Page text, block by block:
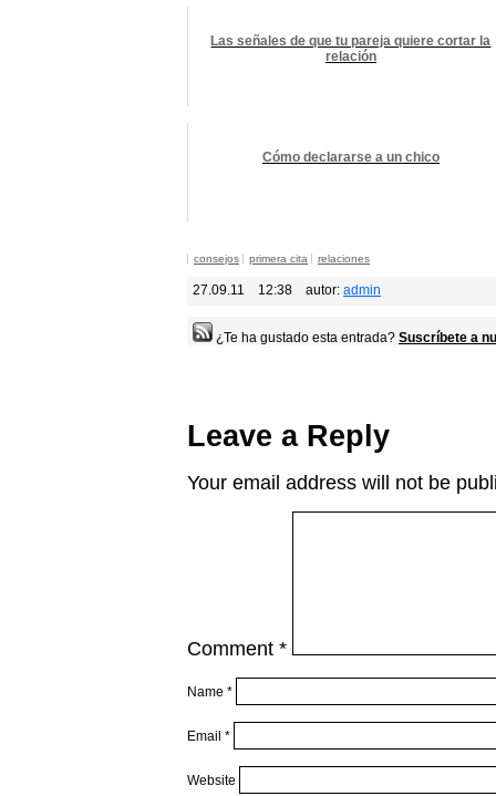
Las señales de que tu pareja quiere cortar la
relación
Cómo declararse a un chico
consejos primera cita relaciones
27.09.11 12:38 autor: admin
¿Te ha gustado esta entrada? Suscríbete a
Leave a Reply
Your email address will not be
Comment *
Name *
Email *
Website